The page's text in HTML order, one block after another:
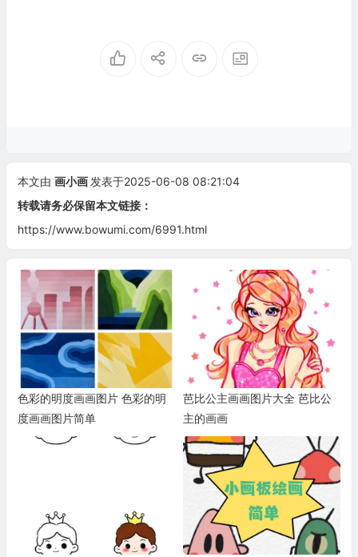
本文由 画小画 发表于2025-06-08 08:21:04
转载请务必保留本文链接：
https://www.bowumi.com/6991.html
色彩的明度画画图片 色彩的明
度画画图片简单
芭比公主画画图片大全 芭比公
主的画画